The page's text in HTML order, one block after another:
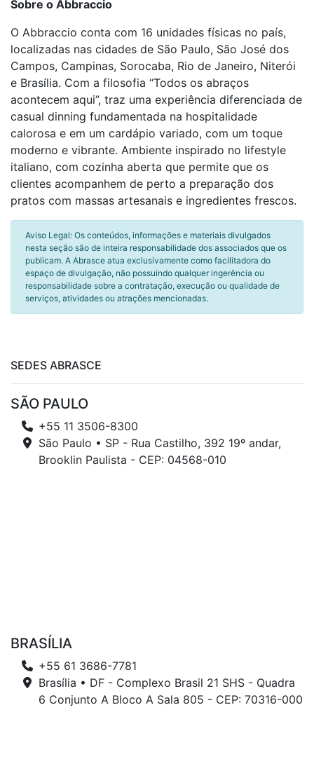
Sobre o Abbraccio
O Abbraccio conta com 16 unidades físicas no país,
localizadas nas cidades de São Paulo, São José dos
Campos, Campinas, Sorocaba, Rio de Janeiro, Niterói
e Brasília. Com a filosofia “Todos os abraços
acontecem aqui”, traz uma experiência diferenciada de
casual dinning fundamentada na hospitalidade
calorosa e em um cardápio variado, com um toque
moderno e vibrante. Ambiente inspirado no lifestyle
italiano, com cozinha aberta que permite que os
clientes acompanhem de perto a preparação dos
pratos com massas artesanais e ingredientes frescos.
Aviso Legal: Os conteúdos, informações e materiais divulgados
nesta seção são de inteira responsabilidade dos associados que os
publicam. A Abrasce atua exclusivamente como facilitadora do
espaço de divulgação, não possuindo qualquer ingerência ou
responsabilidade sobre a contratação, execução ou qualidade de
serviços, atividades ou atrações mencionadas.
SEDES ABRASCE
SÃO PAULO
+55 11 3506-8300
São Paulo • SP - Rua Castilho, 392 19º andar,
Brooklin Paulista - CEP: 04568-010
BRASÍLIA
+55 61 3686-7781
Brasília • DF - Complexo Brasil 21 SHS - Quadra
6 Conjunto A Bloco A Sala 805 - CEP: 70316-000